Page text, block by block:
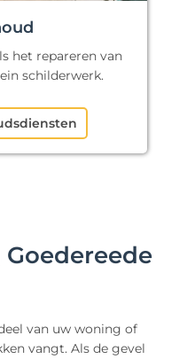
het repareren van
schilderwerk.
van uw woning of
vangt. Als de gevel